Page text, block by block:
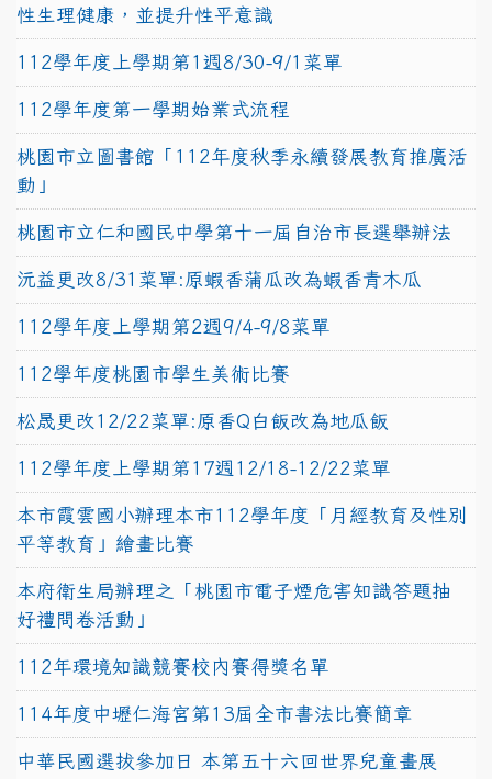
性生理健康，並提升性平意識
112學年度上學期第1週8/30-9/1菜單
112學年度第一學期始業式流程
桃園市立圖書館「112年度秋季永續發展教育推廣活
動」
桃園市立仁和國民中學第十一屆自治市長選舉辦法
沅益更改8/31菜單:原蝦香蒲瓜改為蝦香青木瓜
112學年度上學期第2週9/4-9/8菜單
112學年度桃園市學生美術比賽
松晟更改12/22菜單:原香Q白飯改為地瓜飯
112學年度上學期第17週12/18-12/22菜單
本市霞雲國小辦理本市112學年度「月經教育及性別
平等教育」繪畫比賽
本府衛生局辦理之「桃園市電子煙危害知識答題抽
好禮問卷活動」
112年環境知識競賽校內賽得獎名單
114年度中壢仁海宮第13屆全市書法比賽簡章
中華民國選拔參加日 本第五十六回世界兒童畫展